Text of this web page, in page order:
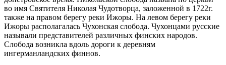
во имя Святителя Николая Чудотворца, заложенной в 1722г.
также на правом берегу реки Ижоры. На левом берегу реки
Ижоры располагалась Чухонская слобода. Чухонцами русские
называли представителей различных финских народов.
Слобода возникла вдоль дороги к деревням
ингерманландских финнов.